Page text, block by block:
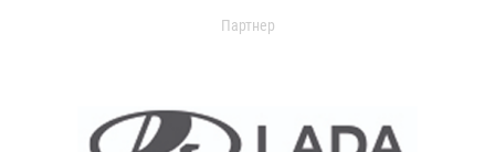
Партнер